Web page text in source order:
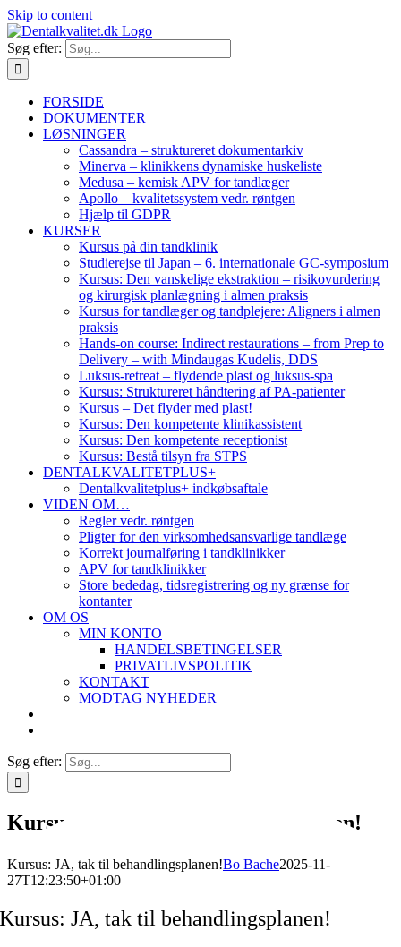
Skip to content
Søg efter:
FORSIDE
DOKUMENTER
LØSNINGER
Cassandra – struktureret dokumentarkiv
Minerva – klinikkens dynamiske huskeliste
Medusa – kemisk APV for tandlæger
Apollo – kvalitetssystem vedr. røntgen
Hjælp til GDPR
KURSER
Kursus på din tandklinik
Studierejse til Japan – 6. internationale GC-symposium
Kursus: Den vanskelige ekstraktion – risikovurdering
og kirurgisk planlægning i almen praksis
Kursus for tandlæger og tandplejere: Aligners i almen
praksis
Hands-on course: Indirect restaurations – from Prep to
Delivery – with Mindaugas Kudelis, DDS
Luksus-retreat – flydende plast og luksus-spa
Kursus: Struktureret håndtering af PA-patienter
Kursus – Det flyder med plast!
Kursus: Den kompetente klinikassistent
Kursus: Den kompetente receptionist
Kursus: Bestå tilsyn fra STPS
DENTALKVALITETPLUS+
Dentalkvalitetplus+ indkøbsaftale
VIDEN OM…
Regler vedr. røntgen
Pligter for den virksomhedsansvarlige tandlæge
Korrekt journalføring i tandklinikker
APV for tandklinikker
Store bededag, tidsregistrering og ny grænse for
kontanter
OM OS
MIN KONTO
HANDELSBETINGELSER
PRIVATLIVSPOLITIK
KONTAKT
MODTAG NYHEDER
Søg efter:
Kursus: JA, tak til behandlingsplanen!
Kursus: JA, tak til behandlingsplanen!Bo Bache2025-11-
27T12:23:50+01:00
Kursus: JA, tak til behandlingsplanen!